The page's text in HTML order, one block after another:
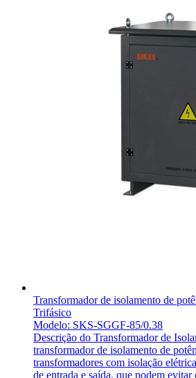
Transformador de isolamento de
Trifásico
Modelo: SKS-SGGF-85/0.38
Descrição do Transformador de
transformador de isolamento de
transformadores com isolação
de entrada e saída, que podem evitar